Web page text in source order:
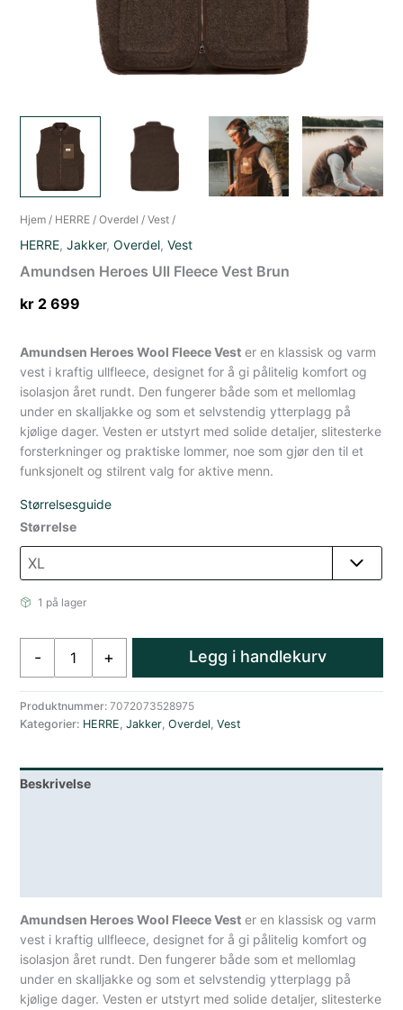
Hjem / HERRE /Overdel /Vest /
HERRE,Jakker,Overdel,Vest
Amundsen Heroes Ull Fleece Vest Brun
kr 2 699
Amundsen Heroes Wool Fleece Vest er en klassisk og varm
vest i kraftig ullfleece, designet for å gi pålitelig komfort og
isolasjon året rundt. Den fungerer både som et mellomlag
under en skalljakke og som et selvstendig ytterplagg på
kjølige dager. Vesten er utstyrt med solide detaljer, slitesterke
forsterkninger og praktiske lommer, noe som gjør den til et
funksjonelt og stilrent valg for aktive menn.
Størrelsesguide
Størrelse
1 på lager
-
Fleece
Vest
antall
+ Legg i handlekurv
Produktnummer:7072073528975
Kategorier: HERRE,Jakker,Overdel,Vest
Beskrivelse
Amundsen Heroes Wool Fleece Vest er en klassisk og varm
vest i kraftig ullfleece, designet for å gi pålitelig komfort og
isolasjon året rundt. Den fungerer både som et mellomlag
under en skalljakke og som et selvstendig ytterplagg på
kjølige dager. Vesten er utstyrt med solide detaljer, slitesterke